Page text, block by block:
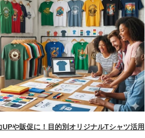
UPや販促に！目的別オリジナルTシャツ活